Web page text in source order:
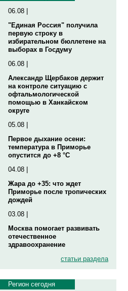
06.08 |
"Единая Россия" получила
первую строку в
избирательном бюллетене на
выборах в Госдуму
06.08 |
Александр Щербаков держит
на контроле ситуацию с
офтальмологической
помощью в Ханкайском
округе
05.08 |
Первое дыхание осени:
температура в Приморье
опустится до +8 °C
04.08 |
Жара до +35: что ждет
Приморье после тропических
дождей
03.08 |
Москва помогает развивать
отечественное
здравоохранение
статьи раздела
Регион сегодня